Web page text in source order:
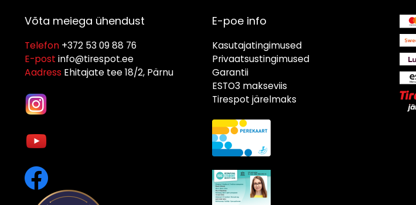
Võta meiega ühendust
Telefon +372 53 09 88 76
E-post info@tirespot.ee
Aadress Ehitajate tee 18/2, Pärnu
E-poe info
Kasutajatingimused
Privaatsustingimused
Garantii
ESTO3 makseviis
Tirespot järelmaks